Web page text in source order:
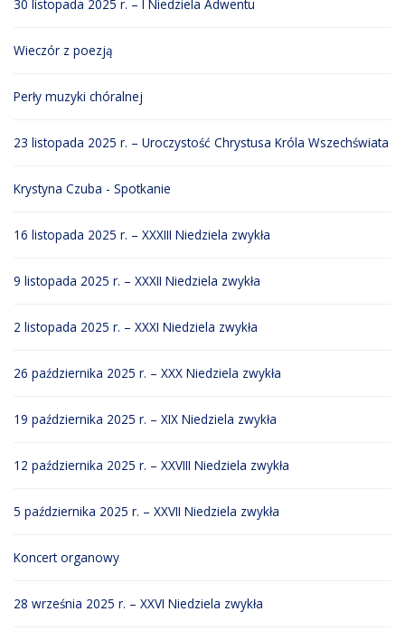
30 listopada 2025 r. – I Niedziela Adwentu
Wieczór z poezją
Perły muzyki chóralnej
23 listopada 2025 r. – Uroczystość Chrystusa Króla Wszechświata
Krystyna Czuba - Spotkanie
16 listopada 2025 r. – XXXIII Niedziela zwykła
9 listopada 2025 r. – XXXII Niedziela zwykła
2 listopada 2025 r. – XXXI Niedziela zwykła
26 października 2025 r. – XXX Niedziela zwykła
19 października 2025 r. – XIX Niedziela zwykła
12 października 2025 r. – XXVIII Niedziela zwykła
5 października 2025 r. – XXVII Niedziela zwykła
Koncert organowy
28 września 2025 r. – XXVI Niedziela zwykła